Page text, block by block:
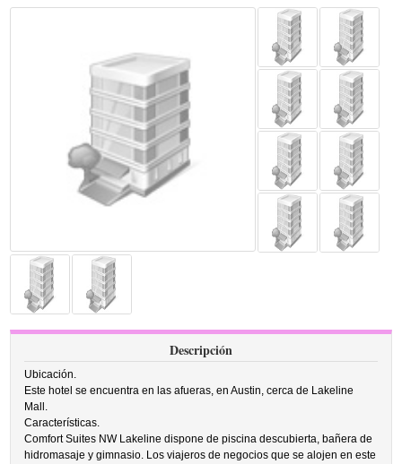
Descripción
Ubicación.
Este hotel se encuentra en las afueras, en Austin, cerca de Lakeline
Mall.
Características.
Comfort Suites NW Lakeline dispone de piscina descubierta, bañera de
hidromasaje y gimnasio. Los viajeros de negocios que se alojen en este